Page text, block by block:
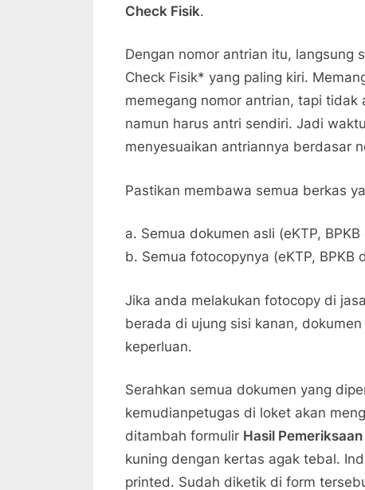
Check Fisik.
Dengan nomor antrian itu, langsung
Check Fisik* yang paling kiri.
memegang nomor antrian, tapi
namun harus antri sendiri. Jadi
menyesuaikan antriannya berdasar
Pastikan membawa semua berkas
a. Semua dokumen asli (eKTP, BPKB
b. Semua fotocopynya (eKTP, BPKB
Jika anda melakukan fotocopy di
berada di ujung sisi kanan,
keperluan.
Serahkan semua dokumen yang
kemudianpetugas di loket akan
ditambah formulir Hasil
kuning dengan kertas agak tebal.
printed. Sudah diketik di form